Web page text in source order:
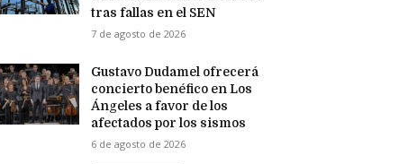
tras fallas en el SEN
7 de agosto de 2026
Gustavo Dudamel ofrecerá
concierto benéfico en Los
Ángeles a favor de los
afectados por los sismos
6 de agosto de 2026